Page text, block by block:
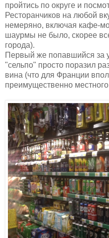
пройтись по округе и
Ресторанчиков на любой
немеряно, включая кафе-
шаурмы не было, скорее
города).
Первый же попавшийся за
"сельпо" просто поразил
вина (что для Франции
преимущественно местного